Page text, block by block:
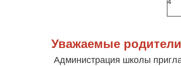
Уважаемые
Администрация школы